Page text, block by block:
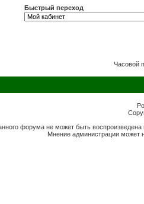
Быстрый переход
Часовой
форума не может быть
Мнение администрации может